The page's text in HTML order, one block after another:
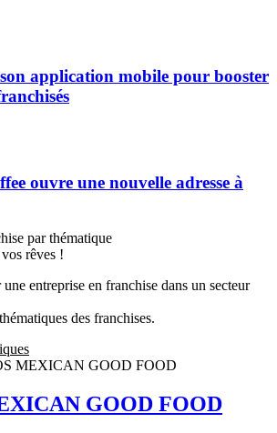
application mobile pour booster
ouvre une nouvelle adresse à
par thématique
rêves !
entreprise en franchise dans un secteur
des franchises.
MEXICAN GOOD FOOD
GOOD FOOD